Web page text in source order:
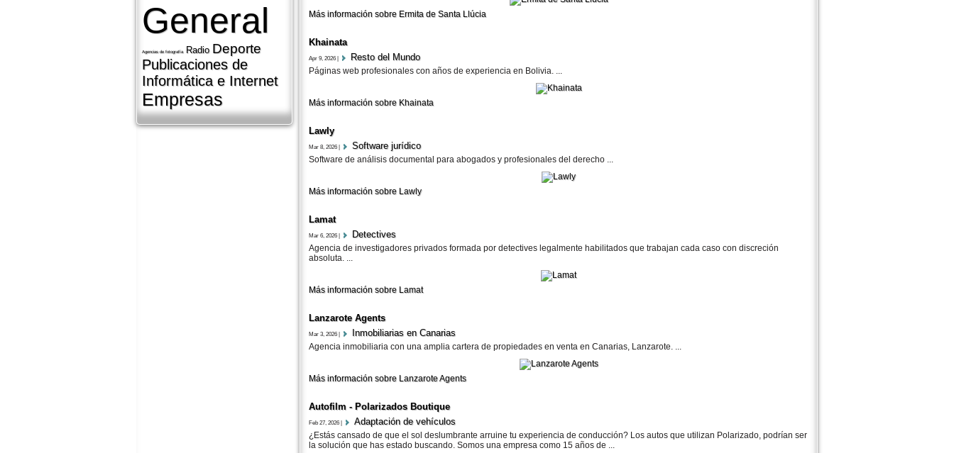
General
Agencias de fotografí­a Radio Deporte
Publicaciones de
Informática e Internet
Empresas
Más información sobre Ermita de Santa Llúcia
Khainata
Apr 9, 2026 | Resto del Mundo
Páginas web profesionales con años de experiencia en Bolivia. ...
Más información sobre Khainata
Lawly
Mar 8, 2026 | Software jurí­dico
Software de análisis documental para abogados y profesionales del derecho ...
Más información sobre Lawly
Lamat
Mar 6, 2026 | Detectives
Agencia de investigadores privados formada por detectives legalmente habilitados que trabajan cada caso con discreción
absoluta. ...
Más información sobre Lamat
Lanzarote​ Agents
Mar 3, 2026 | Inmobiliarias en Canarias
Agencia inmobiliaria con una amplia cartera de propiedades en venta en Canarias, Lanzarote. ...
Más información sobre Lanzarote​ Agents
Autofilm - Polarizados Boutique
Feb 27, 2026 | Adaptación de vehí­culos
¿Estás cansado de que el sol deslumbrante arruine tu experiencia de conducción? Los autos que utilizan Polarizado, podrían ser
la solución que has estado buscando. Somos una empresa como 15 años de ...